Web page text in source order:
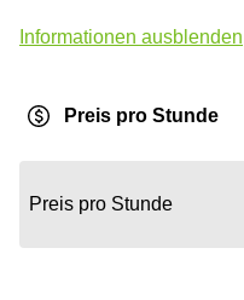
Informationen ausblenden
Preis pro Stunde
Preis pro Stunde